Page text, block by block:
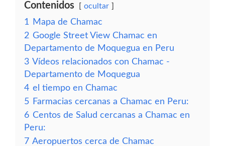
Contenidos ocultar
1
Mapa de Chamac
2 Google Street View Chamac en
Departamento de Moquegua en Peru
3 Vídeos relacionados con Chamac -
Departamento de Moquegua
4 el tiempo en Chamac
5 Farmacias cercanas a Chamac en Peru:
6 Centos de Salud cercanas a Chamac en
Peru:
7 Aeropuertos cerca de Chamac